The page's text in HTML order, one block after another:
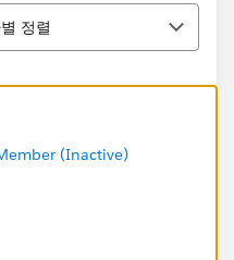
정렬
(Inactive)